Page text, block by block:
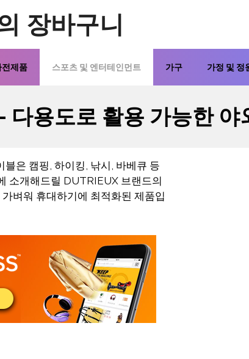
장바구니
전제품 스포츠 및 엔터테인먼트 가구 가정 및 정
다용도로 활용 가능한 야
은 캠핑, 하이킹, 낚시, 바베큐 등
소개해드릴 DUTRIEUX 브랜드의
벼워 휴대하기에 최적화된 제품입